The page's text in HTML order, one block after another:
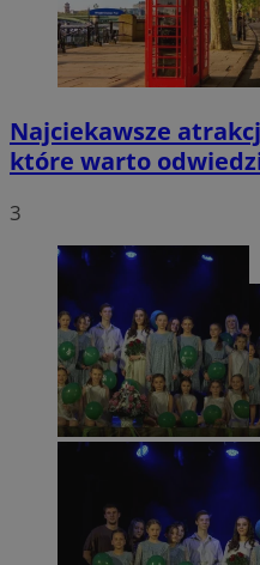
Najciekawsze
które warto
3